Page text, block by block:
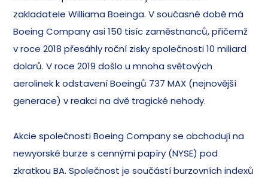
zakladatele Williama Boeinga. V současné době má
Boeing Company asi 150 tisíc zaměstnanců, přičemž
v roce 2018 přesáhly roční zisky společnosti 10 miliard
dolarů. V roce 2019 došlo u mnoha světových
aerolinek k odstavení Boeingů 737 MAX (nejnovější
generace) v reakci na dvě tragické nehody.
Akcie společnosti Boeing Company se obchodují na
newyorské burze s cennými papíry (NYSE) pod
zkratkou BA. Společnost je součástí burzovních indexů